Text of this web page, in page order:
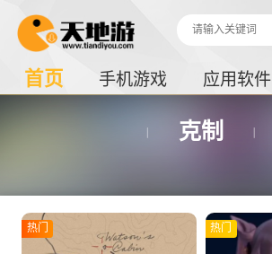
首页 手机游戏 应用软件
克制
热门 热门